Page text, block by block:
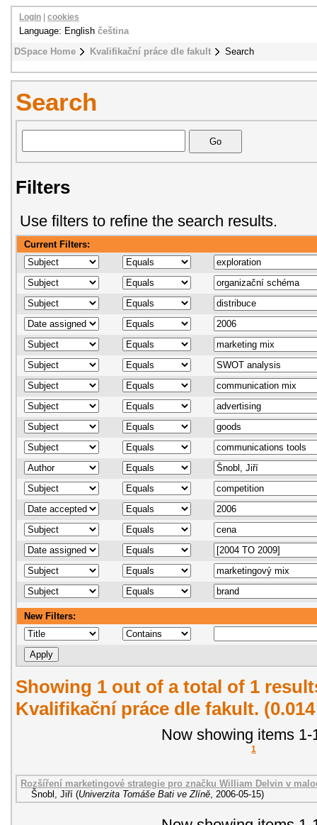
DSpace Home Kvalifikační práce dle fakult Search
Login cookies
Language: English čeština
Search
Filters
Use filters to refine the search results.
Current Filters:
New Filters:
Showing 1 out of a total of 1
Kvalifikační práce dle fakult.
Now showing items 1-
1
Rozšíření marketingové strategie pro značku William Delvin v
Šnobl, Jiří (Univerzita Tomáše Bati ve Zlíně 2006-05-15)